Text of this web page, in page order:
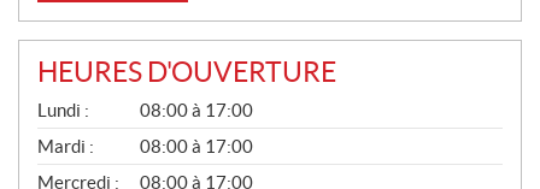
HEURES D'OUVERTURE
G
É
N
É
R
Lundi :
08:00 à 17:00
Mardi :
08:00 à 17:00
Mercredi :
08:00 à 17:00